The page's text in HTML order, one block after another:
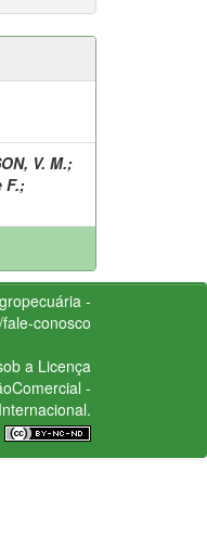
V. M.;
F.;
-
conosco
a Licença
-